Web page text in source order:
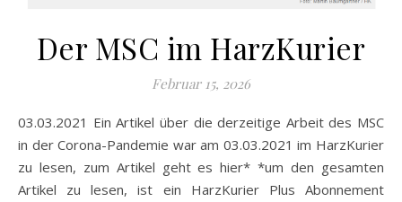
Der MSC im HarzKurier
Februar 15, 2026
03.03.2021 Ein Artikel über die derzeitige Arbeit des MSC
in der Corona-Pandemie war am 03.03.2021 im HarzKurier
zu lesen, zum Artikel geht es hier* *um den gesamten
Artikel zu lesen, ist ein HarzKurier Plus Abonnement